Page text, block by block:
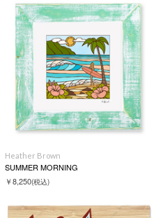
Heather Brown
SUMMER MORNING
￥8,250(税込)